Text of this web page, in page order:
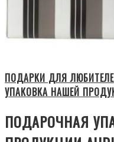
ПОДАРКИ ДЛЯ
УПАКОВКА НАШЕЙ
ПОДАРОЧНАЯ